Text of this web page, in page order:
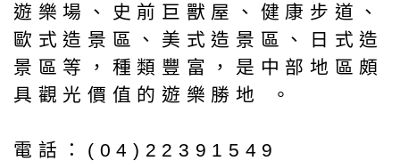
遊樂場、史前巨獸屋、健康步道、
歐式造景區、美式造景區、日式造
景區等，種類豐富，是中部地區頗
具觀光價值的遊樂勝地 。
電話：(04)22391549